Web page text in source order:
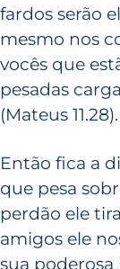
fardos serão
mesmo nos
vocês que
pesadas
(Mateus 11.28).
Então fica a
que pesa
perdão ele
amigos ele
sua poderosa